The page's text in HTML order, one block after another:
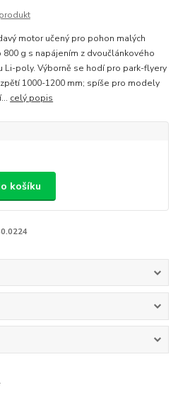
motor učený pro pohon malých
g s napájením z dvoučlánkového
Li-poly. Výborně se hodí pro park-flyery
1000-1200 mm; spíše pro modely
celý popis
košíku